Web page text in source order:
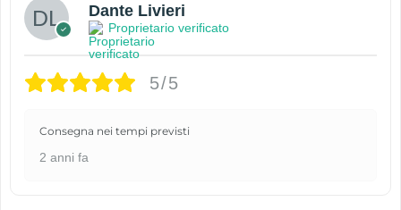
Dante Livieri
Proprietario verificato
5/5
Consegna nei tempi previsti
2 anni fa